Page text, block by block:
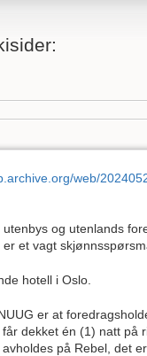
web/
og utenlands
et vagt
hotell i Oslo.
er at
dekket én (1) natt på
på Rebel, det